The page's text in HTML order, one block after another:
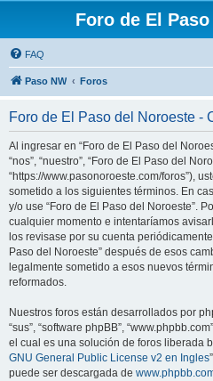
Foro de El
FAQ
Paso NW Foros
Foro de El Paso del Noroeste -
Al ingresar en “Foro de El Paso del
“nos”, “nuestro”, “Foro de El Paso del
“https://www.pasonoroeste.com/foros”),
sometido a los siguientes términos. En
y/o use “Foro de El Paso del Noroeste”.
cualquier momento e intentaríamos
los revisase por su cuenta
Paso del Noroeste” después de esos
legalmente sometido a esos nuevos
reformados.
Nuestros foros están desarrollados por
“sus”, “software phpBB”,
el cual es una solución de foros liberada
GNU General Public License v2 en Ingles
puede ser descargada de